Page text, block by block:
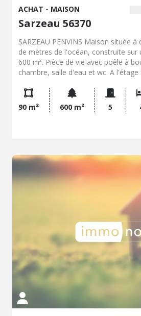
ACHAT - MAISON
Sarzeau 56370
SARZEAU PENVINS Maison située
de mètres de l'océan, construite sur
600 m². Pièce de vie avec poêle à
chambre, salle d'eau et wc. A l'étage
90 m² 600 m² 5